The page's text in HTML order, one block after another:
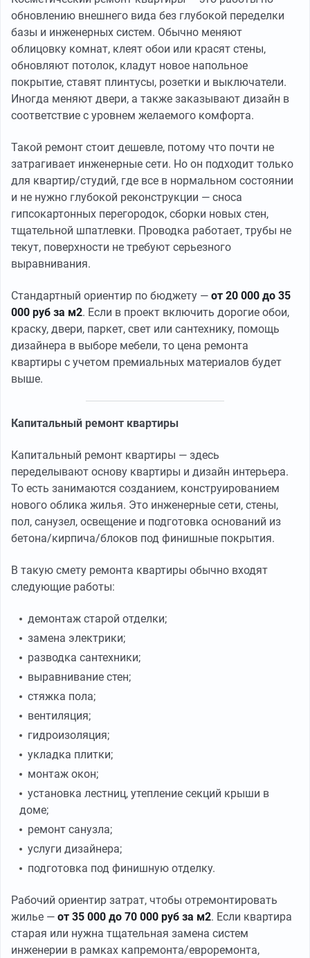
обновлению внешнего вида без глубокой переделки
базы и инженерных систем. Обычно меняют
облицовку комнат, клеят обои или красят стены,
обновляют потолок, кладут новое напольное
покрытие, ставят плинтусы, розетки и выключатели.
Иногда меняют двери, а также заказывают дизайн в
соответствие с уровнем желаемого комфорта.
Такой ремонт стоит дешевле, потому что почти не
затрагивает инженерные сети. Но он подходит только
для квартир/студий, где все в нормальном состоянии
и не нужно глубокой реконструкции — сноса
гипсокартонных перегородок, сборки новых стен,
тщательной шпатлевки. Проводка работает, трубы не
текут, поверхности не требуют серьезного
выравнивания.
Стандартный ориентир по бюджету — от 20 000 до 35
000 руб за м2. Если в проект включить дорогие обои,
краску, двери, паркет, свет или сантехнику, помощь
дизайнера в выборе мебели, то цена ремонта
квартиры с учетом премиальных материалов будет
выше.
Капитальный ремонт квартиры
Капитальный ремонт квартиры — здесь
переделывают основу квартиры и дизайн интерьера.
То есть занимаются созданием, конструированием
нового облика жилья. Это инженерные сети, стены,
пол, санузел, освещение и подготовка оснований из
бетона/кирпича/блоков под финишные покрытия.
В такую смету ремонта квартиры обычно входят
следующие работы:
демонтаж старой отделки;
замена электрики;
разводка сантехники;
выравнивание стен;
стяжка пола;
вентиляция;
гидроизоляция;
укладка плитки;
монтаж окон;
установка лестниц, утепление секций крыши в
доме;
ремонт санузла;
услуги дизайнера;
подготовка под финишную отделку.
Рабочий ориентир затрат, чтобы отремонтировать
жилье — от 35 000 до 70 000 руб за м2. Если квартира
старая или нужна тщательная замена систем
инженерии в рамках капремонта/евроремонта,